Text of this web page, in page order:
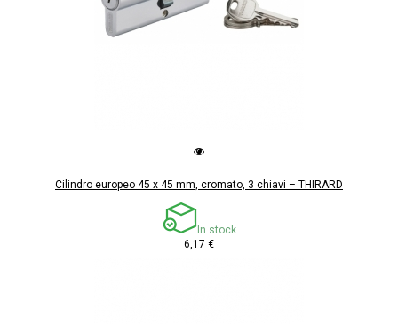
Cilindro europeo 45 x 45 mm, cromato, 3 chiavi – THIRARD
In stock
6,17 €